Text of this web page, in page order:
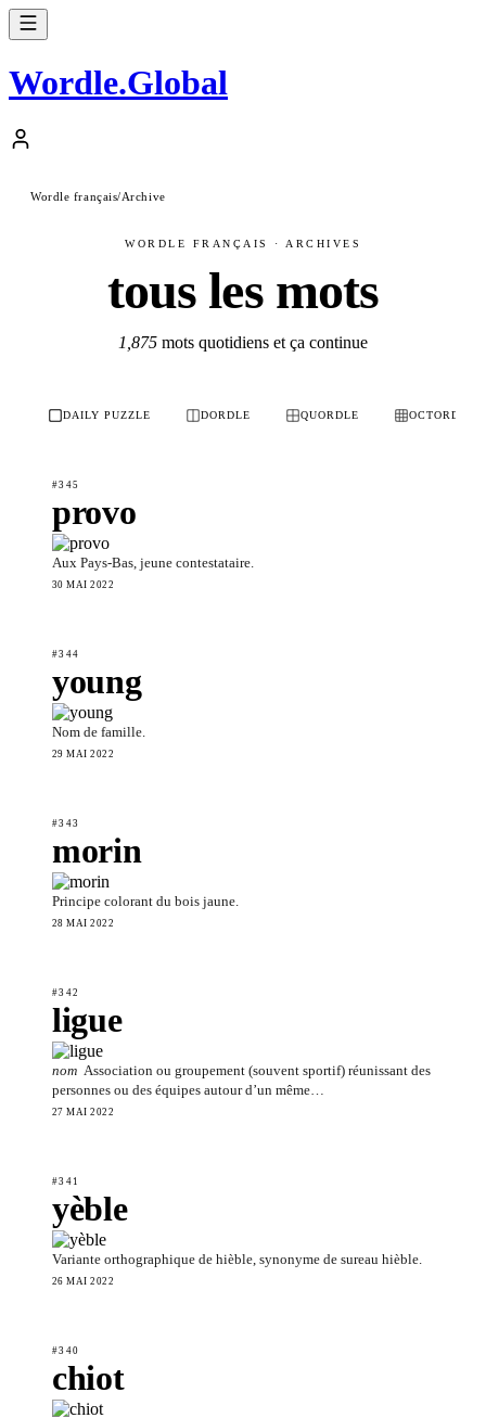
Wordle.Global
Wordle français/Archive
WORDLE FRANÇAIS · ARCHIVES
tous les mots
1,875 mots quotidiens et ça continue
DAILY PUZZLE DORDLE QUORDLE OCTORDLE
#345
provo
Aux Pays-Bas, jeune contestataire.
30 MAI 2022
#344
young
Nom de famille.
29 MAI 2022
#343
morin
Principe colorant du bois jaune.
28 MAI 2022
#342
ligue
nom Association ou groupement (souvent sportif) réunissant des
personnes ou des équipes autour d’un même…
27 MAI 2022
#341
yèble
Variante orthographique de hièble, synonyme de sureau hièble.
26 MAI 2022
#340
chiot